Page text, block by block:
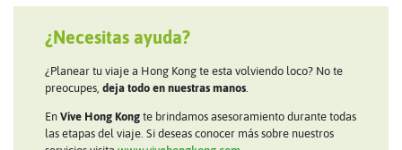
¿Necesitas ayuda?
¿Planear tu viaje a Hong Kong te esta volviendo loco? No te
preocupes, deja todo en nuestras manos
En Vive Hong Kong te brindamos asesoramiento durante todas
las etapas del viaje. Si deseas conocer más sobre nuestros